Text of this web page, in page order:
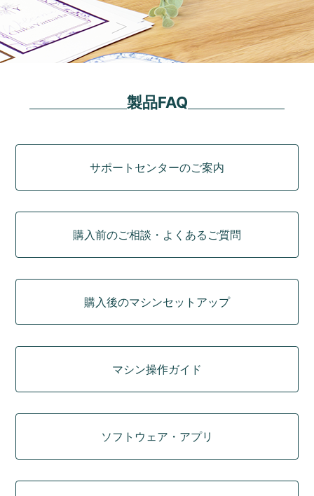
製品FAQ
サポートセンターのご案内
購入前のご相談・よくあるご質問
購入後のマシンセットアップ
マシン操作ガイド
ソフトウェア・アプリ